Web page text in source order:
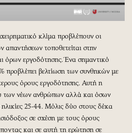
Ταξίδια
Media
Εκπομπές
Wine routes
Podcasts
Uncut
Προσφορές
Προσωπικότητες στην ''Κ''
κλίμα προβλέπουν οι
τοποθετείται στην
όρων εργοδότησης. Ένα σημαντικό
προβλέπει βελτίωση των συνθηκών με
όρους εργοδότησης. Αυτή η
των νέων ανθρώπων αλλά και όσων
25-44. Μόλις δύο στους δέκα
σε σχέση με τους όρους
και σε αυτή τη ερώτηση σε